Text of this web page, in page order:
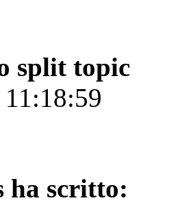
split topic
ha scritto: